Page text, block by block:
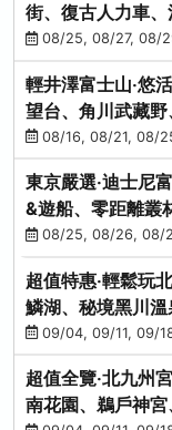
街、復古人力車
鮮食放題
08/25, 08/27, 08/
輕井澤富士山‧悠
望台、角川武藏
膽生魚片
08/16, 08/21, 08/
東京嚴選‧迪士尼
&遊船、零距離叢
08/25, 08/26, 08/
超值特惠‧輕鬆玩
鱗湖、秘境黑川
發09/04, 09/11, 09/
超值全覽‧北九州
南花園、鵜戶神